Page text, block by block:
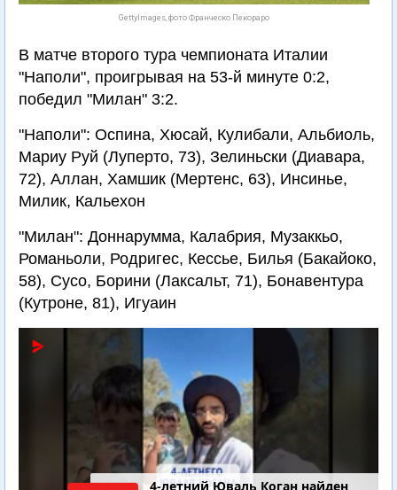
GettyImages, фото Франческо Пекораро
В матче второго тура чемпионата Италии
"Наполи", проигрывая на 53-й минуте 0:2,
победил "Милан" 3:2.
"Наполи": Оспина, Хюсай, Кулибали, Альбиоль,
Мариу Руй (Луперто, 73), Зелиньски (Диавара,
72), Аллан, Хамшик (Мертенс, 63), Инсинье,
Милик, Кальехон
"Милан": Доннарумма, Калабрия, Музаккьо,
Романьоли, Родригес, Кессье, Билья (Бакайоко,
58), Сусо, Борини (Лаксальт, 71), Бонавентура
(Кутроне, 81), Игуаин
4-летний Юваль Коган найден